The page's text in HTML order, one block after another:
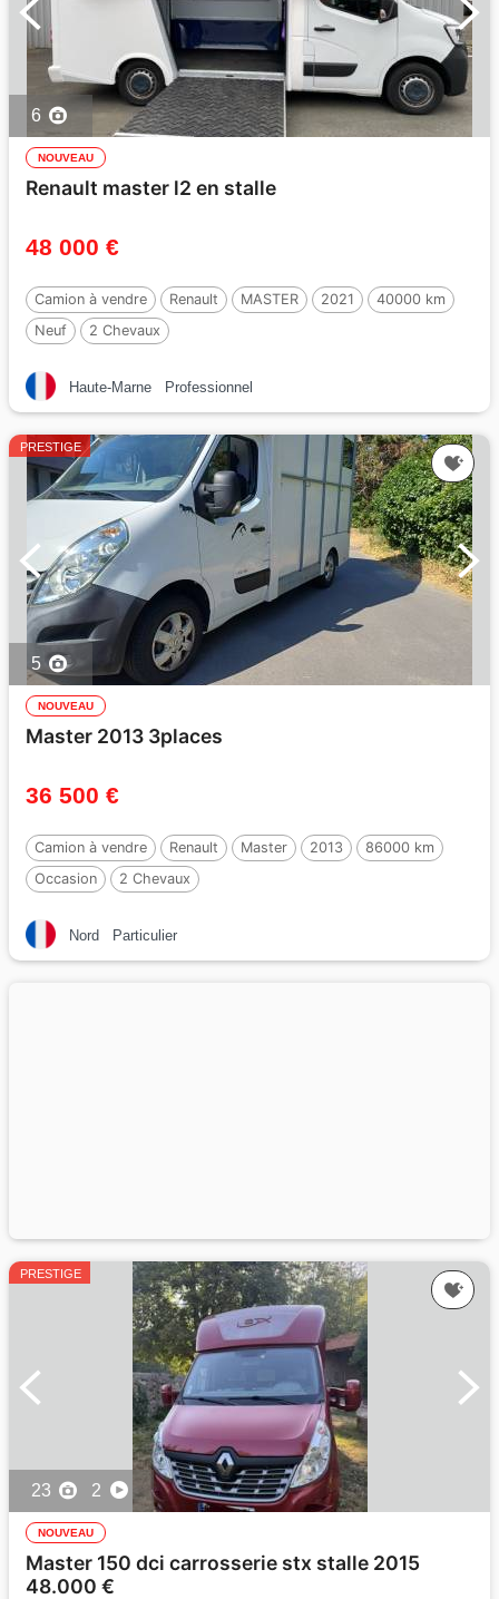
6
NOUVEAU
Renault master l2 en stalle
48 000 €
Camion à vendre Renault MASTER 2021
40000 km
Neuf
2 Chevaux
Haute-Marne Professionnel
PRESTIGE
5
NOUVEAU
Master 2013 3places
36 500 €
Camion à vendre Renault Master 2013
86000 km
Occasion
2 Chevaux
Nord Particulier
PRESTIGE
23 2
NOUVEAU
Master 150 dci carrosserie stx stalle 2015
48.000 €